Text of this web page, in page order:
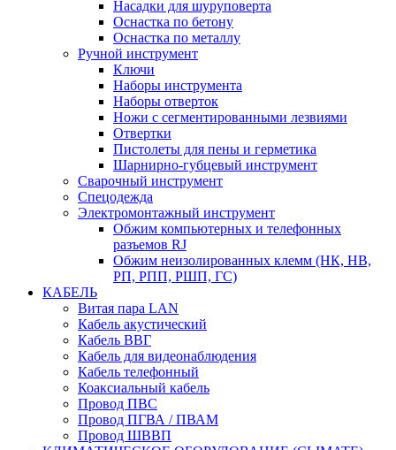
Насадки для шуруповерта
Оснастка по бетону
Оснастка по металлу
Ручной инструмент
Ключи
Наборы инструмента
Наборы отверток
Ножи с сегментированными лезвиями
Отвертки
Пистолеты для пены и герметика
Шарнирно-губцевый инструмент
Сварочный инструмент
Спецодежда
Электромонтажный инструмент
Обжим компьютерных и телефонных
разъемов RJ
Обжим неизолированных клемм (НК, НВ,
РП, РПП, РШП, ГС)
КАБЕЛЬ
Витая пара LAN
Кабель акустический
Кабель ВВГ
Кабель для видеонаблюдения
Кабель телефонный
Коаксиальный кабель
Провод ПВС
Провод ПГВА / ПВАМ
Провод ШВВП